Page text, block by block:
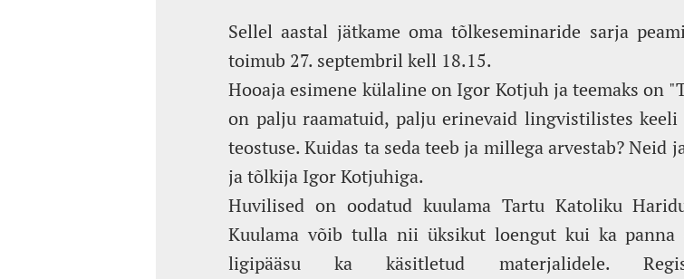
Sellel aastal jätkame oma tõlkeseminaride sarja
toimub 27. septembril kell 18.15.
Hooaja esimene külaline on Igor Kotjuh ja teemaks on
on palju raamatuid, palju erinevaid lingvistilistes
teostuse. Kuidas ta seda teeb ja millega arvestab?
ja tõlkija Igor Kotjuhiga.
Huvilised on oodatud kuulama Tartu Katoliku
Kuulama võib tulla nii üksikut loengut kui ka
ligipääsu ka käsitletud materjalidele.